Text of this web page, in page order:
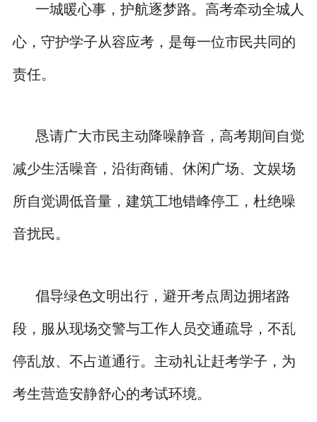
一城暖心事，护航逐梦路。高考牵动全城人
心，守护学子从容应考，是每一位市民共同的
责任。
恳请广大市民主动降噪静音，高考期间自觉
减少生活噪音，沿街商铺、休闲广场、文娱场
所自觉调低音量，建筑工地错峰停工，杜绝噪
音扰民。
倡导绿色文明出行，避开考点周边拥堵路
段，服从现场交警与工作人员交通疏导，不乱
停乱放、不占道通行。主动礼让赶考学子，为
考生营造安静舒心的考试环境。